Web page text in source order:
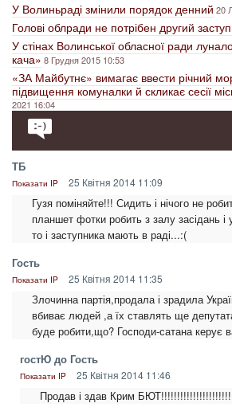
У Волиньраді змінили порядок денний 20
Голові облради не потрібен другий
У стінах Волинської обласної ради
кача»8 Грудня 2015 10:53
«ЗА Майбутнє» вимагає ввести річний
підвищення комуналки й скликає сесії
2021 16:04
ТБ
Показати IP 25 Квітня 2014 11:09
Гузя поміняйте!!! Сидить і нічого не
планшет фотки робить з залу засідань
то і заступника мають в раді...:(
Гость
Показати IP 25 Квітня 2014 11:35
Злочинна партія,продала і зрадила
вбиває людей ,а їх ставлять ще
буде робити,що? Господи-сатана керує
гостЮ до Гость
Показати IP 25 Квітня 2014 11:46
Продав і здав Крим